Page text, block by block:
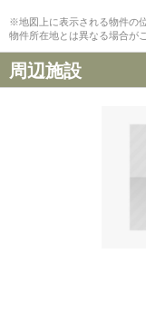
※地図上に表示される物件の
物件所在地とは異なる場合が
周辺施設